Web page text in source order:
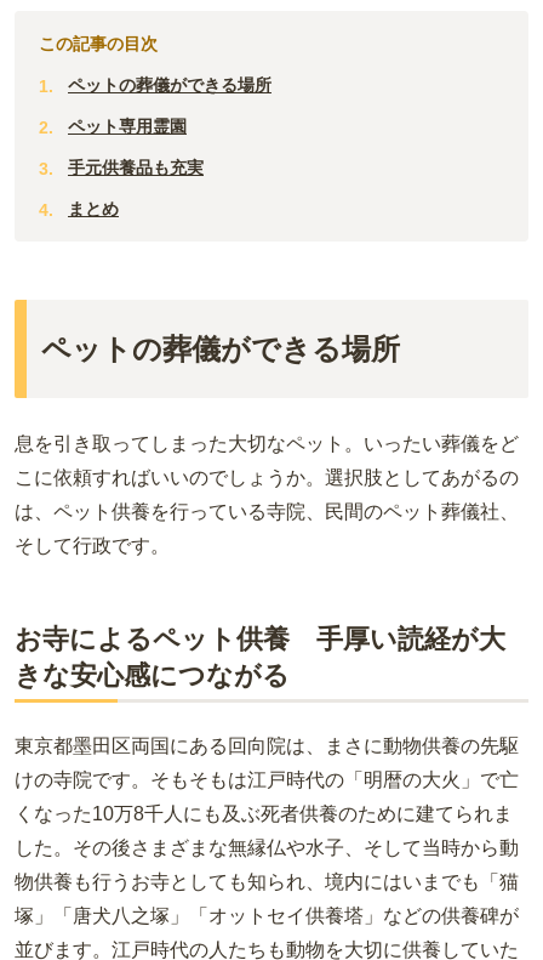
この記事の目次
ペットの葬儀ができる場所
ペット専用霊園
手元供養品も充実
まとめ
ペットの葬儀ができる場所
息を引き取ってしまった大切なペット。いったい葬儀をど
こに依頼すればいいのでしょうか。選択肢としてあがるの
は、ペット供養を行っている寺院、民間のペット葬儀社、
そして行政です。
お寺によるペット供養 手厚い読経が大
きな安心感につながる
東京都墨田区両国にある回向院は、まさに動物供養の先駆
けの寺院です。そもそもは江戸時代の「明暦の大火」で亡
くなった10万8千人にも及ぶ死者供養のために建てられま
した。その後さまざまな無縁仏や水子、そして当時から動
物供養も行うお寺としても知られ、境内にはいまでも「猫
塚」「唐犬八之塚」「オットセイ供養塔」などの供養碑が
並びます。江戸時代の人たちも動物を大切に供養していた